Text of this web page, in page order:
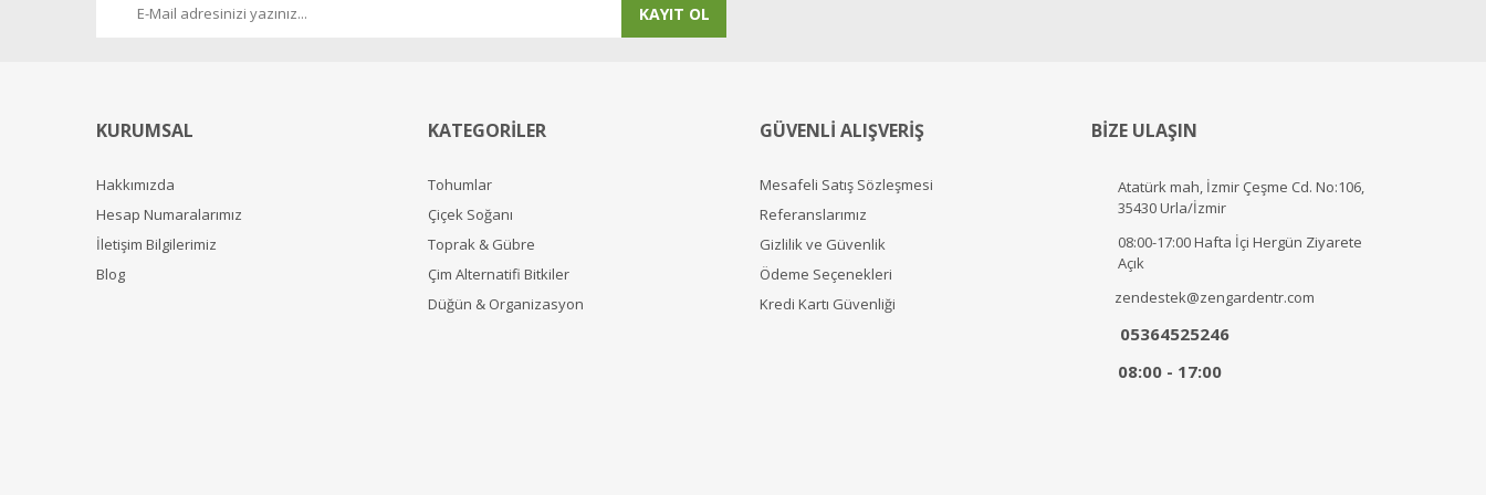
KAYIT OL
KURUMSAL
Hakkımızda
Hesap Numaralarımız
İletişim Bilgilerimiz
Blog
KATEGORİLER
Tohumlar
Çiçek Soğanı
Toprak & Gübre
Çim Alternatifi Bitkiler
Düğün & Organizasyon
GÜVENLİ ALIŞVERİŞ
Mesafeli Satış Sözleşmesi
Referanslarımız
Gizlilik ve Güvenlik
Ödeme Seçenekleri
Kredi Kartı Güvenliği
BİZE ULAŞIN
Atatürk mah, İzmir Çeşme Cd. No:106,
35430 Urla/İzmir
08:00-17:00 Hafta İçi Hergün Ziyarete
Açık
zendestek@zengardentr.com
05364525246
08:00 - 17:00